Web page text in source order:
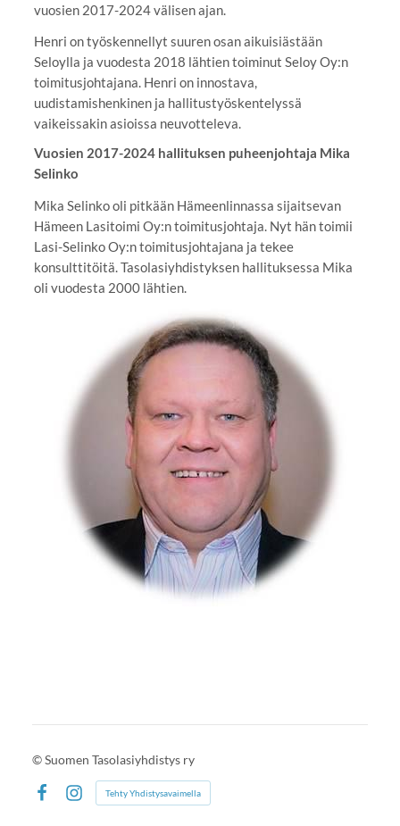
vuosien 2017-2024 välisen ajan.
Henri on työskennellyt suuren osan aikuisiästään
Seloylla ja vuodesta 2018 lähtien toiminut Seloy Oy:n
toimitusjohtajana. Henri on innostava,
uudistamishenkinen ja hallitustyöskentelyssä
vaikeissakin asioissa neuvotteleva.
Vuosien 2017-2024 hallituksen puheenjohtaja Mika
Selinko
Mika Selinko oli pitkään Hämeenlinnassa sijaitsevan
Hämeen Lasitoimi Oy:n toimitusjohtaja. Nyt hän toimii
Lasi-Selinko Oy:n toimitusjohtajana ja tekee
konsulttitöitä. Tasolasiyhdistyksen hallituksessa Mika
oli vuodesta 2000 lähtien.
©Suomen Tasolasiyhdistys ry
Instagram
Tehty Yhdistysavaimella